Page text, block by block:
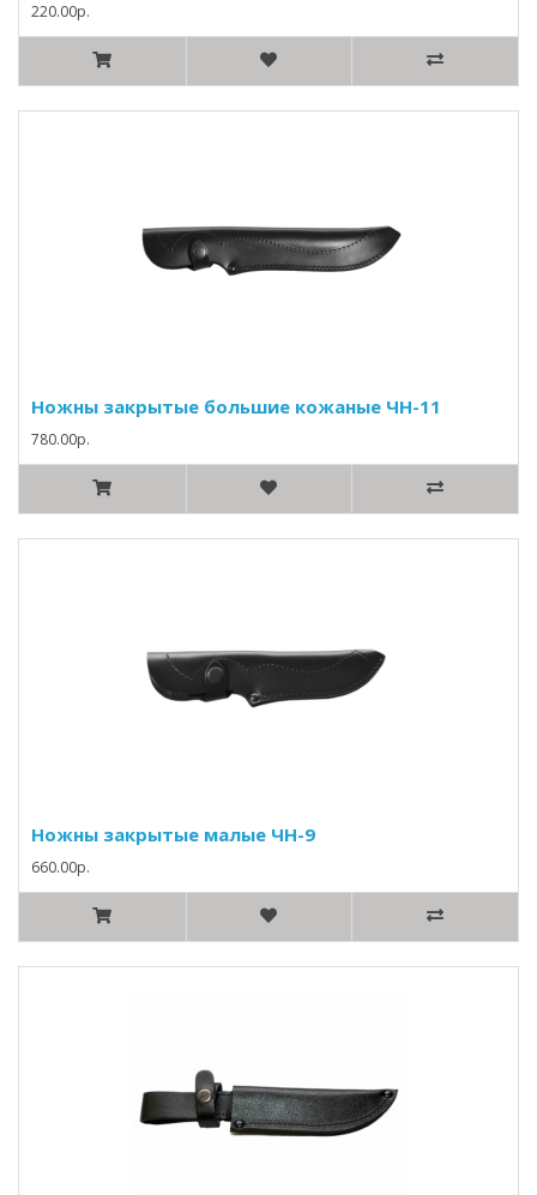
220.00р.
Ножны закрытые большие кожаные ЧН-11
780.00р.
Ножны закрытые малые ЧН-9
660.00р.